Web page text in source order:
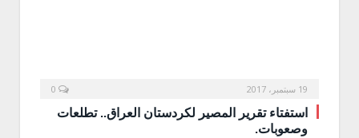
19 سبتمبر، 2017
استفتاء تقرير المصير لكردستان العراق.. تطلعات
وصعوبات.